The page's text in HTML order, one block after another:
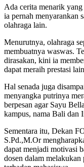
Ada cerita menarik
ia pernah menyarankan
olahraga lain.
Menurutnya, olahraga
membuatnya waswas.
dirasakan, kini ia
dapat meraih prestasi
Hal senada juga
menyangka putrinya
berpesan agar Sayu
kampus, nama Bali dan
Sementara itu, Dekan
S.Pd.,M.Or
dapat menjadi motivasi
dosen dalam melakukan